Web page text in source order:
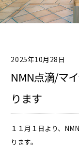
2025年10月28日
NMN点滴/マ
ります
１１月１日より、
ります。